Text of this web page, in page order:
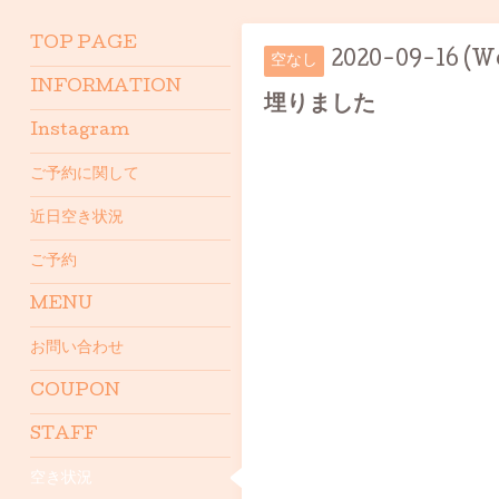
空なし 2020-09-16
埋りました
TOP PAGE
INFORMATION
Instagram
ご予約に関して
近日空き状況
ご予約
MENU
お問い合わせ
COUPON
STAFF
空き状況